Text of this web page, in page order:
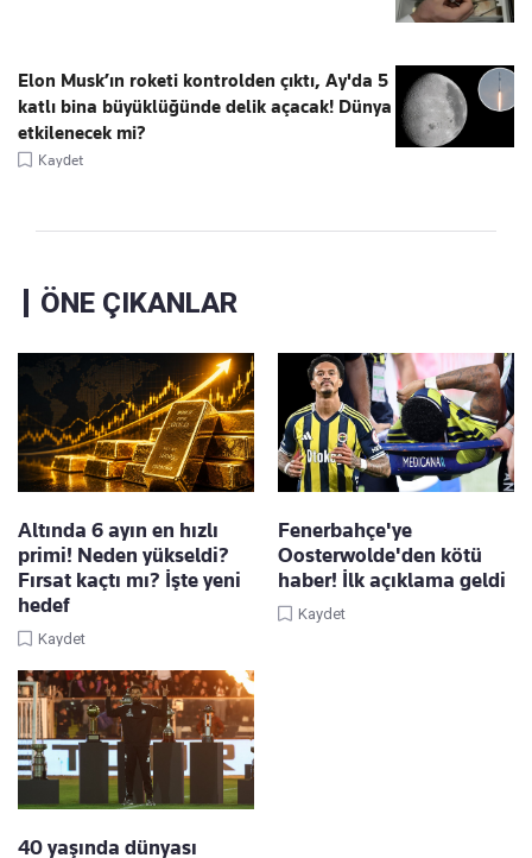
Elon Musk’ın roketi kontrolden çıktı, Ay'da 5
katlı bina büyüklüğünde delik açacak! Dünya
etkilenecek mi?
Kaydet
ÖNE ÇIKANLAR
Altında 6 ayın en hızlı
primi! Neden yükseldi?
Fırsat kaçtı mı? İşte yeni
hedef
Kaydet
Fenerbahçe'ye
Oosterwolde'den kötü
haber! İlk açıklama geldi
Kaydet
40 yaşında dünyası